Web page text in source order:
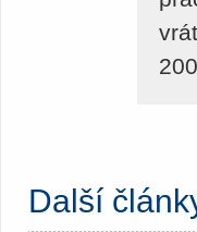
Další